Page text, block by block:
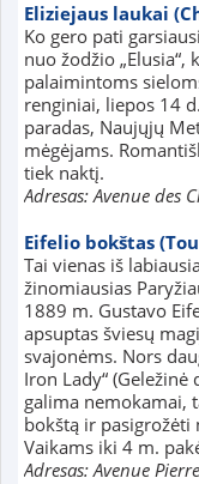
Eliziejaus laukai
Ko gero pati
nuo žodžio
palaimintoms
renginiai, liepos 14
paradas, Naujųjų
mėgėjams.
tiek naktį.
Adresas: Avenue des
Eifelio bokštas
Tai vienas iš
žinomiausias
1889 m. Gustavo
apsuptas šviesų
svajonėms. Nors
Iron Lady“
galima nemokamai,
bokštą ir pasigrožėti
Vaikams iki 4 m.
Adresas: Avenue